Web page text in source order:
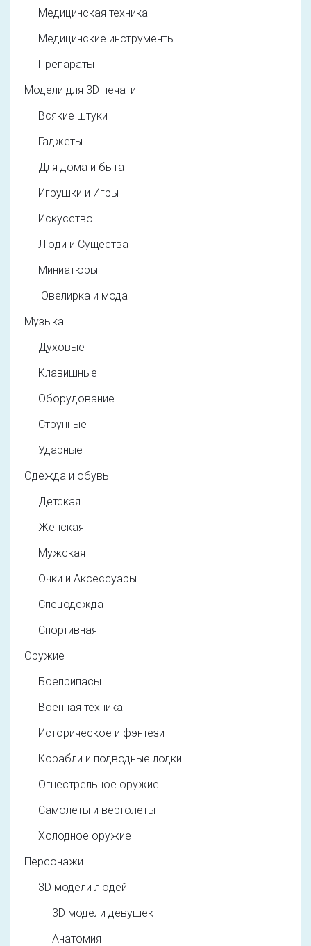
Медицинская техника
Медицинские инструменты
Препараты
Модели для 3D печати
Всякие штуки
Гаджеты
Для дома и быта
Игрушки и Игры
Искусство
Люди и Существа
Миниатюры
Ювелирка и мода
Музыка
Духовые
Клавишные
Оборудование
Струнные
Ударные
Одежда и обувь
Детская
Женская
Мужская
Очки и Аксессуары
Спецодежда
Спортивная
Оружие
Боеприпасы
Военная техника
Историческое и фэнтези
Корабли и подводные лодки
Огнестрельное оружие
Самолеты и вертолеты
Холодное оружие
Персонажи
3D модели людей
3D модели девушек
Анатомия